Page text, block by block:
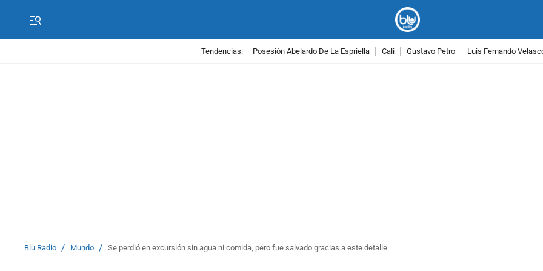
Tendencias: Posesión Abelardo De La Espriella Cali Gustavo Petro Luis Fernando
Blu Radio / Mundo / Se perdió en excursión sin agua ni comida, pero fue salvado gracias a este detalle